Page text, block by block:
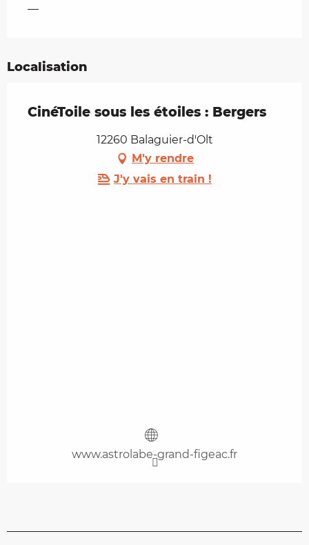
—
Localisation
CinéToile sous les étoiles : Bergers
12260 Balaguier-d'Olt
M'y rendre
J'y vais en train !
www.astrolabe-grand-figeac.fr